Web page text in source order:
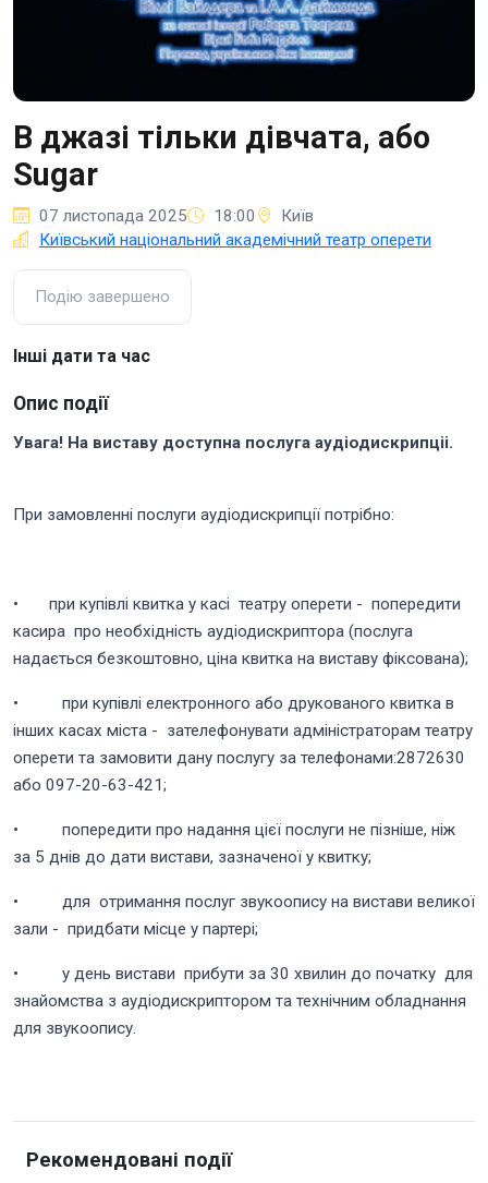
В джазі тільки дівчата, або
Sugar
07 листопада 2025 18:00
Київ
Київський національний академічний театр оперети
Подію завершено
Інші дати та час
Опис події
Увага! На виставу доступна послуга аудіодискрипціі.
При замовленні послуги аудіодискрипції потрібно:
• при купівлі квитка у касі театру оперети - попередити
касира про необхідність аудіодискриптора (послуга
надається безкоштовно, ціна квитка на виставу фіксована);
• при купівлі електронного або друкованого квитка в
інших касах міста - зателефонувати адміністраторам театру
оперети та замовити дану послугу за телефонами:2872630
або 097-20-63-421;
• попередити про надання цієї послуги не пізніше, ніж
за 5 днів до дати вистави, зазначеної у квитку;
• для отримання послуг звукоопису на вистави великої
зали - придбати місце у партері;
• у день вистави прибути за 30 хвилин до початку для
знайомства з аудіодискриптором та технічним обладнання
для звукоопису.
Рекомендовані події